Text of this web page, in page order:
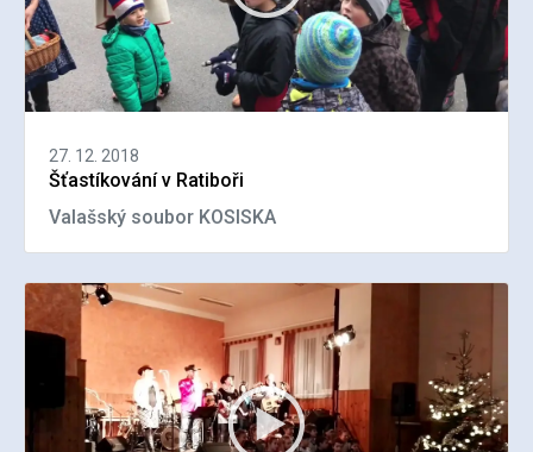
27. 12. 2018
Šťastíkování v Ratiboři
Valašský soubor KOSISKA